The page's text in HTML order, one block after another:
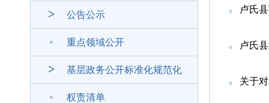
公告公示
重点领域公开
基层政务公开标准化规范化
权责清单
卢氏
卢氏
关于